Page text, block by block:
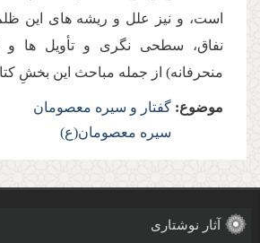
است، و نیز علل و ریشه هاى این ظلم
نفاق، سطحى نگرى و تأویل ها و
منحرفانه) از جمله مباحث این بخشِ
موضوع: گفتار و سیره معصومان
سیره معصومان(ع)
آثار نوشتاری